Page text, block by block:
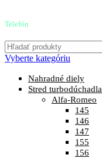
Telefón
Vyberte kategóriu
Nahradné diely
Stred turbodúchadla
Alfa-Romeo
145
146
147
155
156